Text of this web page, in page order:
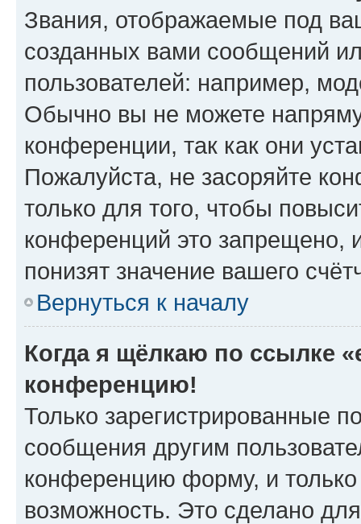
Звания, отображаемые под
созданных вами сообщений
пользователей: например,
Обычно вы не можете
конференции, так как они
Пожалуйста, не засоряйте
только для того, чтобы
конференций это запрещено,
понизят значение вашего
Вернуться к началу
Когда я щёлкаю по ссылке
конференцию!
Только зарегистрированные
сообщения другим
конференцию форму, и
возможность. Это сделано